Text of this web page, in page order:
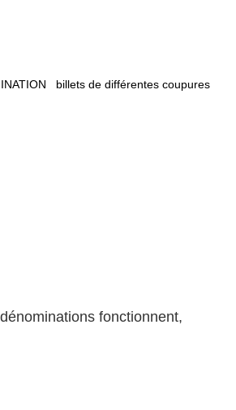
billets de différentes coupures
fonctionnent,